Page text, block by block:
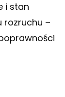
i stan
rozruchu –